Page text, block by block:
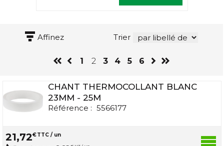
Affinez Trier
1 2 3 4 5 6
CHANT THERMOCOLLANT BLANC
23MM - 25M
Référence : 5566177
21,72€TTC / un